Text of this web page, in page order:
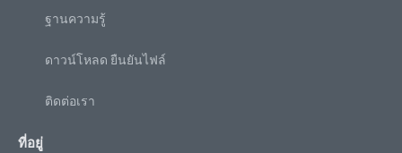
ฐานความรู้
ดาวน์โหลด ยืนยันไฟล์
ติดต่อเรา
ที่อยู่